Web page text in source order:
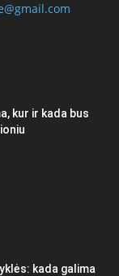
kur ir kada bus
kada galima